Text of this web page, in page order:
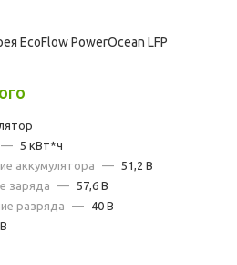
EcoFlow PowerOcean LFP
— 5 кВт*ч
аккумулятора
— 51,2 В
заряда
— 57,6 В
разряда
—
40 В